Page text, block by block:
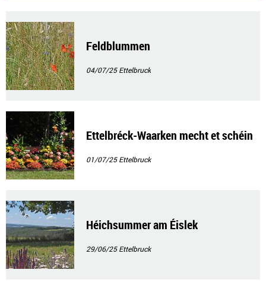
Feldblummen
04/07/25Ettelbruck
Ettelbréck-Waarken mecht et schéin
01/07/25Ettelbruck
Héichsummer am Éislek
29/06/25Ettelbruck